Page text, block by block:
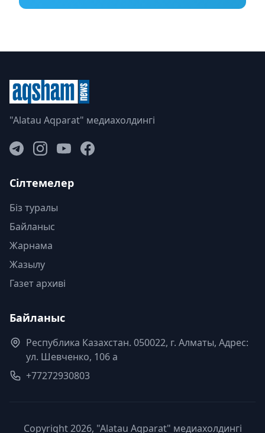
"Alatau Aqparat" медиахолдингі
Сілтемелер
Біз туралы
Байланыс
Жарнама
Жазылу
Газет архиві
Байланыс
Республика Казахстан. 050022, г. Алматы, Адрес:
ул. Шевченко, 106 а
+77272930803
Copyright 2026, "Alatau Aqparat" медиахолдингі